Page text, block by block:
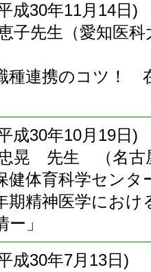
成30年11月14日)
先生（愛知医科
連携のコツ！ 在
成30年10月19日)
先生 （名古屋
健体育科学センタ
精神医学におけ
」
成30年7月13日)